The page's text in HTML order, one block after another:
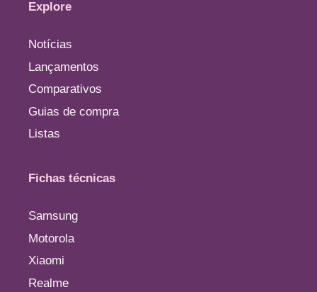
Explore
Notícias
Lançamentos
Comparativos
Guias de compra
Listas
Fichas técnicas
Samsung
Motorola
Xiaomi
Realme